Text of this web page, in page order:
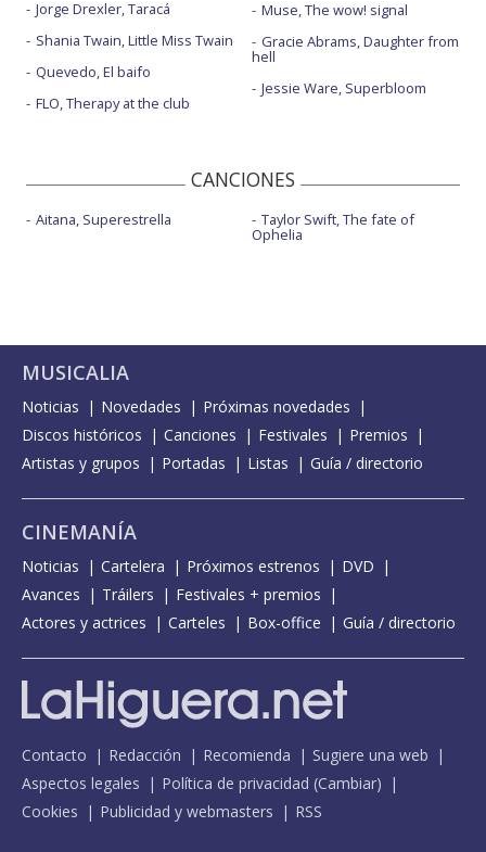
Jorge Drexler, Taracá
Shania Twain, Little Miss Twain
Quevedo, El baifo
FLO, Therapy at the club
Muse, The wow! signal
Gracie Abrams, Daughter from
hell
Jessie Ware, Superbloom
CANCIONES
Aitana, Superestrella Taylor Swift, The fate of
Ophelia
MUSICALIA
Noticias Novedades
Próximas novedades
Discos históricos
Canciones Festivales
Premios
Artistas y grupos
Portadas Listas Guía / directorio
CINEMANÍA
Noticias Cartelera Próximos estrenos
DVD
Avances
Tráilers
Festivales + premios
Actores y actrices
Carteles Box-office Guía / directorio
Contacto Redacción Recomienda
Sugiere una web
Aspectos legales
Política de privacidad (Cambiar)
Cookies
Publicidad y webmasters RSS